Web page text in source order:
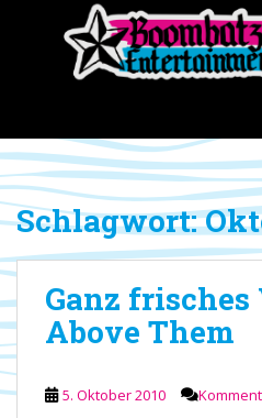
o
m
a
c
t
e
n
Schlagwort:
Ganz
Above Them
5. Oktober 2010